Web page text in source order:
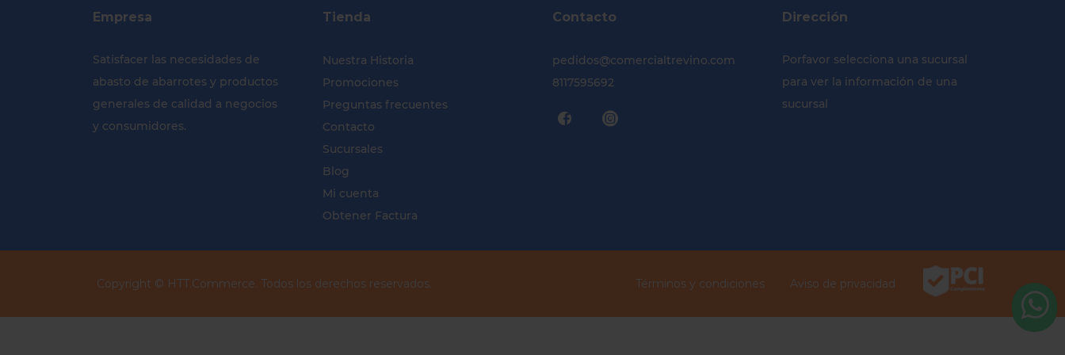
Empresa
Satisfacer las necesidades de
abasto de abarrotes y productos
generales de calidad a negocios
y consumidores.
Tienda
Nuestra Historia
Promociones
Preguntas frecuentes
Contacto
Sucursales
Blog
Mi cuenta
Obtener Factura
Contacto
pedidos@comercialtrevino.com
8117595692
Dirección
Porfavor selecciona una sucursal
para ver la información de una
sucursal
Términos y condiciones Aviso de privacidad
Copyright © HTT.Commerce. Todos los derechos reservados.